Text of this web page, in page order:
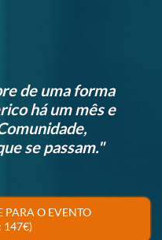
de uma forma
há um mês e
se passam."
PARA O EVENTO
147€)